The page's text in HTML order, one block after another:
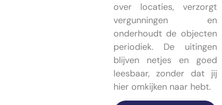
over locaties, verzorgt
vergunningen en
onderhoudt de objecten
periodiek. De uitingen
blijven netjes en goed
leesbaar, zonder dat jij
hier omkijken naar hebt.